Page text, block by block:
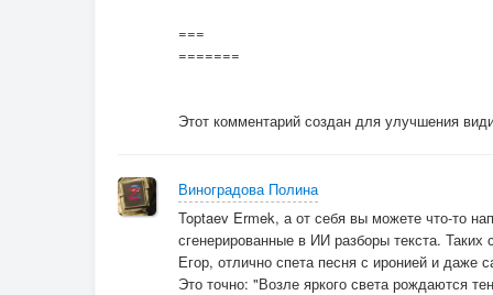
===
=======
Этот комментарий создан для улучшения
Виноградова Полина
Toptaev Ermek, а от себя вы можете что-то
сгенерированные в ИИ разборы текста. Таких
Егор, отлично спета песня с иронией и даже
Это точно: "Возле яркого света рождаются